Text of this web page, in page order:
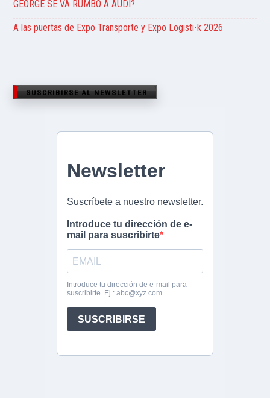
GEORGE SE VA RUMBO A AUDI?
A las puertas de Expo Transporte y Expo Logisti-k 2026
SUSCRIBIRSE AL NEWSLETTER